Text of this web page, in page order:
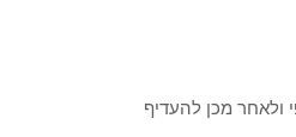
ולאחר מכן להעדיף